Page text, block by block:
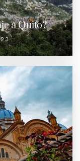
a Quito?